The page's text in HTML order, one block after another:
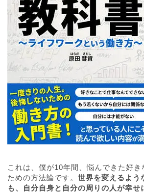
これは、僕が10年間、悩んできた好き
ための方法論です。 世界を変えるよう
も、自分自身と自分の周りの人が幸せ